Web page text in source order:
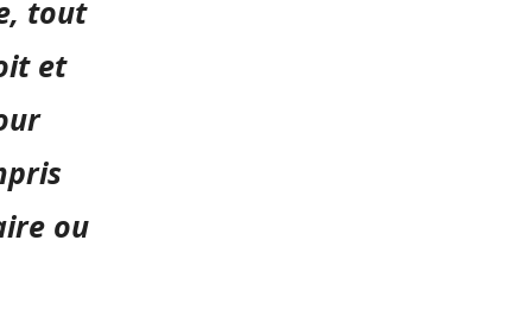
tout
et
ou